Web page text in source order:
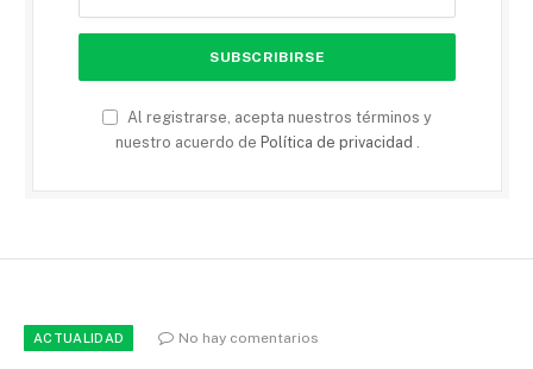
Al registrarse, acepta nuestros términos y
nuestro acuerdo de Política de privacidad
ACTUALIDAD No hay comentarios